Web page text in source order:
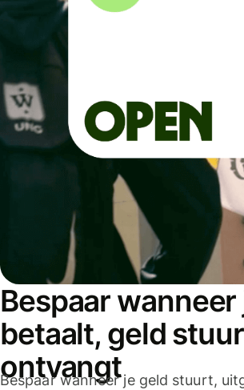
Bespaar wanneer
betaalt, geld
ontvangt
Bespaar wanneer je geld stuurt,